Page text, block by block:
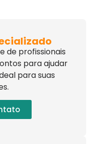
de profissionais
para ajudar
para suas